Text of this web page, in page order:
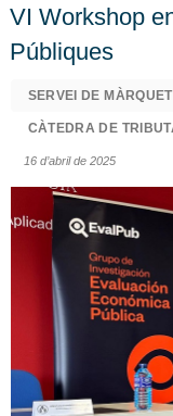
VI Workshop
Públiques
SERVEI DE
CÀTEDRA DE
16 d’abril de 2025